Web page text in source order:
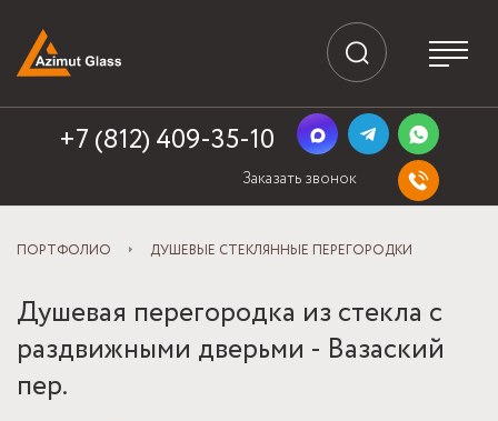
+7 (812) 409-35-10
Заказать звонок
ПОРТФОЛИО ДУШЕВЫЕ СТЕКЛЯННЫЕ ПЕРЕГОРОДКИ
Душевая перегородка из стекла с
раздвижными дверьми - Вазаский
пер.